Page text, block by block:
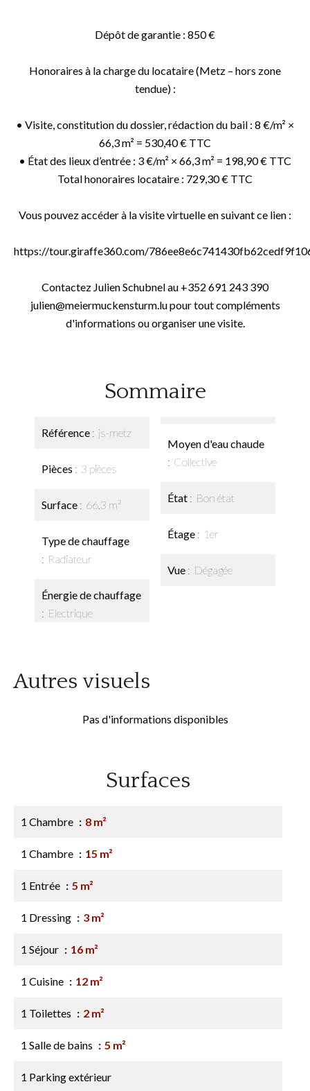
Dépôt de garantie : 850 €
Honoraires à la charge du locataire (Metz – hors zone
tendue) :
• Visite, constitution du dossier, rédaction du bail : 8 €/m² ×
66,3 m² = 530,40 € TTC
• État des lieux d’entrée : 3 €/m² × 66,3 m² = 198,90 € TTC
Total honoraires locataire : 729,30 € TTC
Vous pouvez accéder à la visite virtuelle en suivant ce lien :
https://tour.giraffe360.com/
Contactez Julien Schubnel au +352 691 243 390
julien@meiermuckensturm.lu pour tout compléments
d'informations ou organiser une visite.
Sommaire
Référence js-metz
Pièces 3 pièces
Surface 66.3 m²
Type de chauffage
Radiateur
Énergie de chauffage
Electrique
Moyen d'eau chaude
Collective
État Bon état
Étage 1er
Vue Dégagée
Autres visuels
Pas d'informations disponibles
Surfaces
1 Chambre 8 m²
1 Chambre 15 m²
1 Entrée 5 m²
1 Dressing 3 m²
1 Séjour 16 m²
1 Cuisine 12 m²
1 Toilettes 2 m²
1 Salle de bains 5 m²
1 Parking extérieur